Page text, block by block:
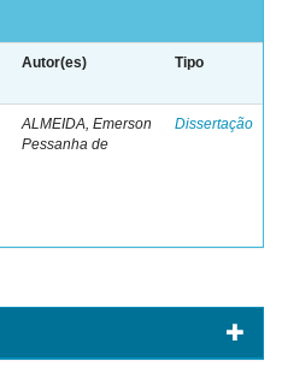
Autor(es) Tipo
ALMEIDA, Emerson
Pessanha de
Dissertação